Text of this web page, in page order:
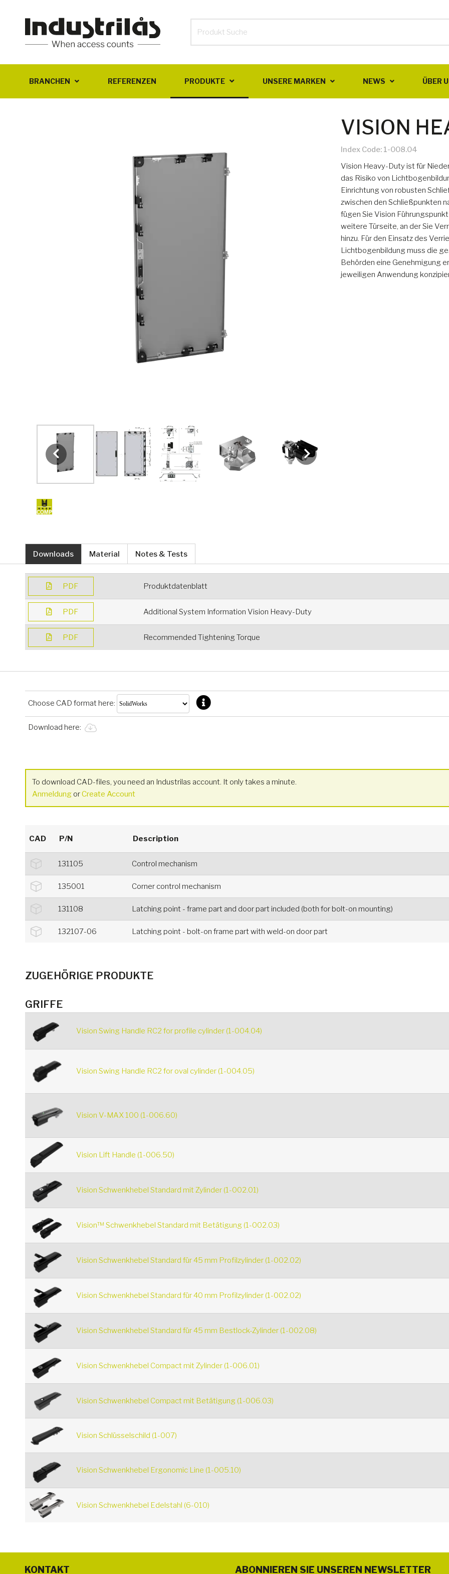
BRANCHEN REFERENZEN PRODUKTE UNSERE MARKEN NEWS ÜBER
VISION
Index Code: 1-008.04
Vision Heavy-Duty ist für
das Risiko von
Einrichtung von robusten
zwischen den Schließpunkten
fügen Sie Vision
weitere Türseite, an der Sie
hinzu. Für den Einsatz des
Lichtbogenbildung muss die
Behörden eine Genehmigung
jeweiligen Anwendung
Downloads Material Notes & Tests
PDF Produktdatenblatt
PDF Additional System Information Vision Heavy-Duty
PDF Recommended Tightening Torque
Choose CAD format here:
Download here:
To download CAD-files, you need an Industrilas account. It only takes a minute.
Anmeldung orCreate Account
CAD P/N Description
131105 Control mechanism
135001 Corner control mechanism
131108 Latching point - frame part and door part included (both for bolt-on mounting)
132107-06 Latching point - bolt-on frame part with weld-on door part
ZUGEHÖRIGE PRODUKTE
GRIFFE
Vision Swing Handle RC2 for profile cylinder (1-004.04)
Vision Swing Handle RC2 for oval cylinder (1-004.05)
Vision V-MAX 100 (1-006.60)
Vision Lift Handle (1-006.50)
Vision Schwenkhebel Standard mit Zylinder (1-002.01)
Vision™ Schwenkhebel Standard mit Betätigung (1-002.03)
Vision Schwenkhebel Standard für 45 mm Profilzylinder (1-002.02)
Vision Schwenkhebel Standard für 40 mm Profilzylinder (1-002.02)
Vision Schwenkhebel Standard für 45 mm Bestlock-Zylinder (1-002.08)
Vision Schwenkhebel Compact mit Zylinder (1-006.01)
Vision Schwenkhebel Compact mit Betätigung (1-006.03)
Vision Schlüsselschild (1-007)
Vision Schwenkhebel Ergonomic Line (1-005.10)
Vision Schwenkhebel Edelstahl (6-010)
KONTAKT ABONNIEREN SIE UNSEREN NEWSLETTER